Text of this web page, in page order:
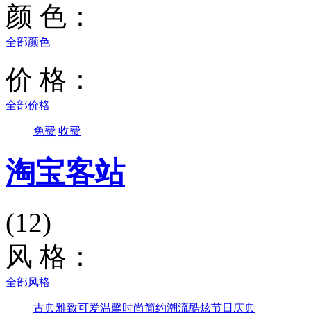
颜 色：
全部颜色
价 格：
全部价格
免费 收费
淘宝客站
(12)
风 格：
全部风格
古典雅致可爱温馨时尚简约潮流酷炫节日庆典